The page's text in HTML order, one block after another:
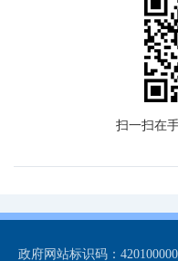
扫一扫在
政府网站标识码：